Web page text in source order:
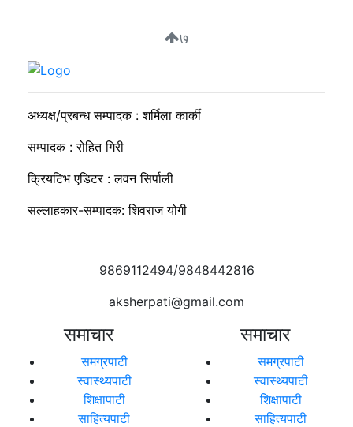
७
सुदीप्ता क्यान्सर सर्भाइभर र्याम्प शो : जीवनले मृत्युलाई जितेको उत्सव
अध्यक्ष/प्रबन्ध सम्पादक : शर्मिला कार्की
सम्पादक : रोहित गिरी
क्रियटिभ एडिटर : लवन सिर्पाली
सल्लाहकार-सम्पादक: शिवराज योगी
9869112494/9848442816
aksherpati@gmail.com
समाचार
समग्रपाटी
स्वास्थ्यपाटी
शिक्षापाटी
साहित्यपाटी
समाचार
समग्रपाटी
स्वास्थ्यपाटी
शिक्षापाटी
साहित्यपाटी